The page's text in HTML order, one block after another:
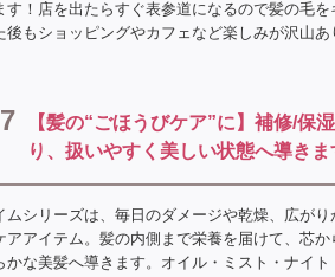
す！店を出たらすぐ表参道になるので髪の毛
後もショッピングやカフェなど楽しみが沢山あ
7
【髪の“ごほうびケア”に】補修/保
り、扱いやすく美しい状態へ導き
ムシリーズは、毎日のダメージや乾燥、広が
アアイテム。髪の内側まで栄養を届けて、芯
かな美髪へ導きます。オイル・ミスト・ナイ